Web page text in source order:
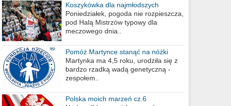
Koszykówka dla najmłodszych
Poniedziałek, pogoda nie rozpieszcza,
pod Halą Mistrzów typowy dla
meczowego dnia..
Pomóż Martynce stanąć na nóżki
Martynka ma 4,5 roku, urodziła się z
bardzo rzadką wadą genetyczną -
zespołem..
Polska moich marzeń cz.6